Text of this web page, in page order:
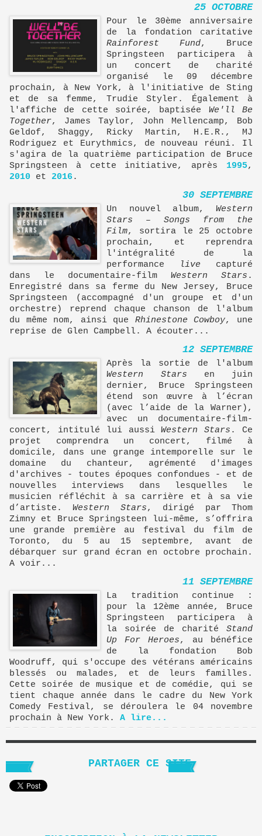
25 OCTOBRE
Pour le 30ème anniversaire
de la fondation caritative
Rainforest Fund, Bruce
Springsteen participera à
un concert de charité
organisé le 09 décembre
prochain, à New York, à l'initiative de Sting
et de sa femme, Trudie Styler. Également à
l'affiche de cette soirée, baptisée We'll Be
Together, James Taylor, John Mellencamp, Bob
Geldof, Shaggy, Ricky Martin, H.E.R., MJ
Rodriguez et Eurythmics, de nouveau réuni. Il
s'agira de la quatrième participation de Bruce
Springsteen à cette initiative, après 1995,
2010 et 2016 .
30 SEPTEMBRE
Un nouvel album, Western
Stars – Songs from the
Film, sortira le 25 octobre
prochain, et reprendra
l'intégralité de la
performance
live capturé
dans le documentaire-film Western Stars .
Enregistré dans sa ferme du New Jersey, Bruce
Springsteen (accompagné d'un groupe et d'un
orchestre) reprend chaque chanson de l'album
du même nom, ainsi que Rhinestone Cowboy, une
reprise de Glen Campbell. A écouter...
12 SEPTEMBRE
Après la sortie de l'album
Western Stars en juin
dernier, Bruce Springsteen
étend son œuvre à l’écran
(avec l’aide de la Warner),
avec un documentaire-film-
concert, intitulé lui aussiWestern Stars . Ce
projet comprendra un concert, filmé à
domicile, dans une grange intemporelle sur le
domaine du chanteur, agrémenté d'images
d'archives - toutes époques confondues - et de
nouvelles interviews dans lesquelles le
musicien réfléchit à sa carrière et à sa vie
d’artiste.Western Stars, dirigé par Thom
Zimny et Bruce Springsteen lui-même, s’offrira
une grande première au festival du film de
Toronto, du 5 au 15 septembre, avant de
débarquer sur grand écran en octobre prochain.
A voir...
11 SEPTEMBRE
La tradition continue :
pour la 12ème année, Bruce
Springsteen participera à
la soirée de charité Stand
Up For Heroes, au bénéfice
de la fondation Bob
Woodruff, qui s'occupe des vétérans américains
blessés ou malades, et de leurs familles.
Cette soirée de musique et de comédie, qui se
tient chaque année dans le cadre du New York
Comedy Festival, se déroulera le 04 novembre
prochain à New York. A lire...
PARTAGER CE SITE